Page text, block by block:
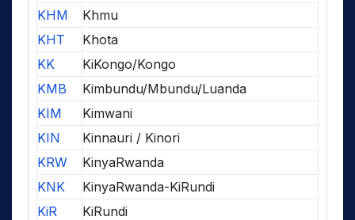
KHM
Khmu
KHT
Khota
KK
KiKongo/Kongo
KMB
Kimbundu/Mbundu/Luanda
KIM
Kimwani
KIN
Kinnauri / Kinori
KRW
KinyaRwanda
KNK
KinyaRwanda-KiRundi
KiR
KiRundi